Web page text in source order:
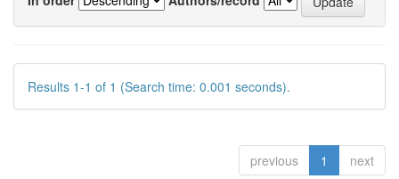
Results 1-1 of 1 (Search time: 0.001 seconds).
previous 1 next